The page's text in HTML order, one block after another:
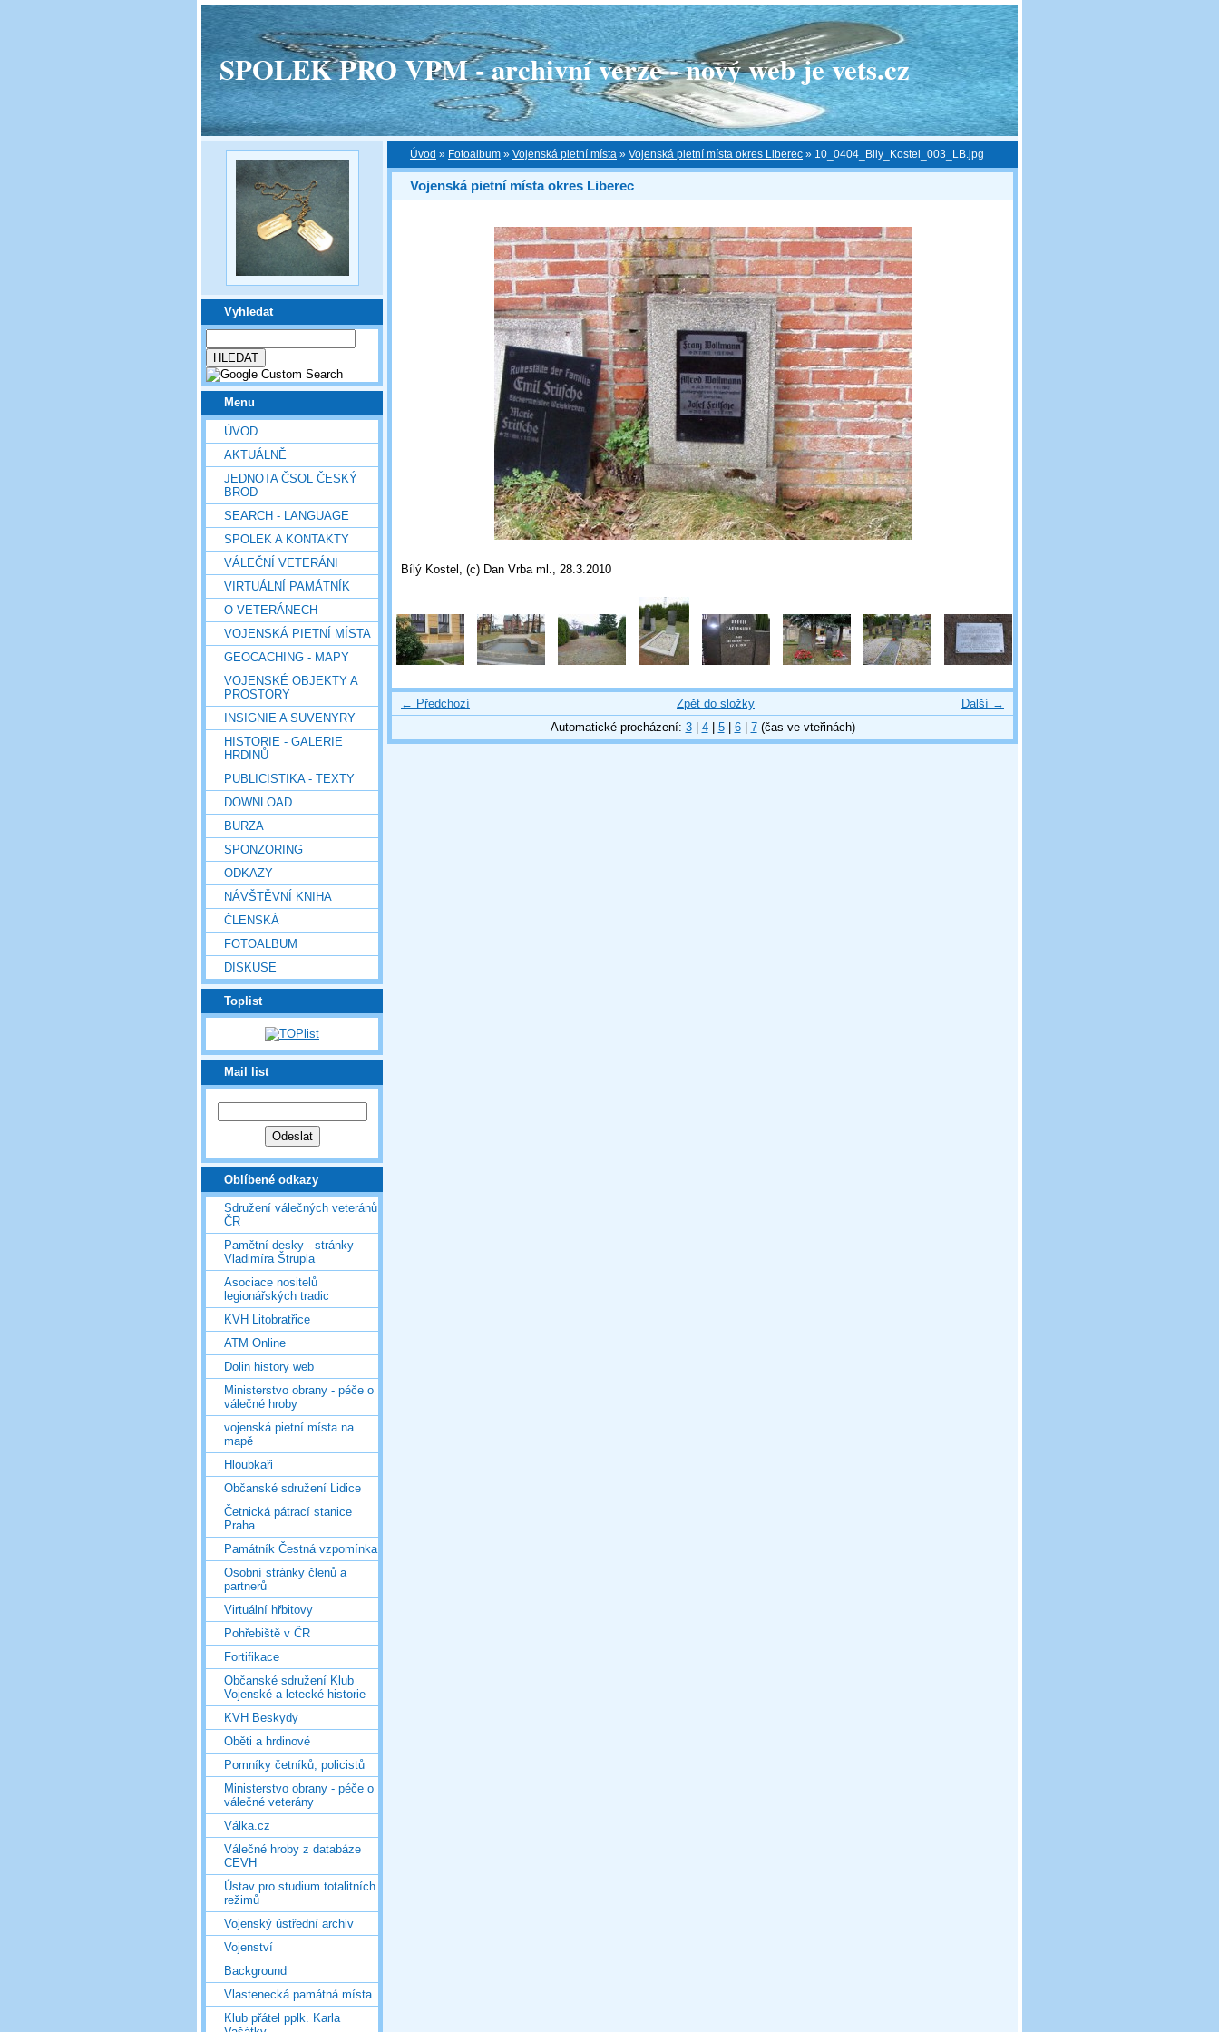
SPOLEK PRO VPM - archivní verze - nový web je vets.cz
Vyhledat
Menu
ÚVOD
AKTUÁLNĚ
JEDNOTA ČSOL ČESKÝ
BROD
SEARCH - LANGUAGE
SPOLEK A KONTAKTY
VÁLEČNÍ VETERÁNI
VIRTUÁLNÍ PAMÁTNÍK
O VETERÁNECH
VOJENSKÁ PIETNÍ MÍSTA
GEOCACHING - MAPY
VOJENSKÉ OBJEKTY A
PROSTORY
INSIGNIE A SUVENYRY
HISTORIE - GALERIE
HRDINŮ
PUBLICISTIKA - TEXTY
DOWNLOAD
BURZA
SPONZORING
ODKAZY
NÁVŠTĚVNÍ KNIHA
ČLENSKÁ
FOTOALBUM
DISKUSE
Toplist
Mail list
Oblíbené odkazy
Sdružení válečných veteránů
ČR
Pamětní desky - stránky
Vladimíra Štrupla
Asociace nositelů
legionářských tradic
KVH Litobratřice
ATM Online
Dolin history web
Ministerstvo obrany - péče o
válečné hroby
vojenská pietní místa na
mapě
Hloubkaři
Občanské sdružení Lidice
Četnická pátrací stanice
Praha
Památník Čestná vzpomínka
Osobní stránky členů a
partnerů
Virtuální hřbitovy
Pohřebiště v ČR
Fortifikace
Občanské sdružení Klub
Vojenské a letecké historie
KVH Beskydy
Oběti a hrdinové
Pomníky četníků, policistů
Ministerstvo obrany - péče o
válečné veterány
Válka.cz
Válečné hroby z databáze
CEVH
Ústav pro studium totalitních
režimů
Vojenský ústřední archiv
Vojenství
Background
Vlastenecká památná místa
Klub přátel pplk. Karla
Úvod » Fotoalbum » Vojenská pietní místa » Vojenská pietní místa okres Liberec » 10_0404_Bily_Kostel_003_LB.jpg
Vojenská pietní místa okres Liberec
Bílý Kostel, (c) Dan Vrba ml., 28.3.2010
← Předchozí Další →
Zpět do složky
Automatické procházení: 3| 4| 5| 6| 7(čas ve vteřinách)